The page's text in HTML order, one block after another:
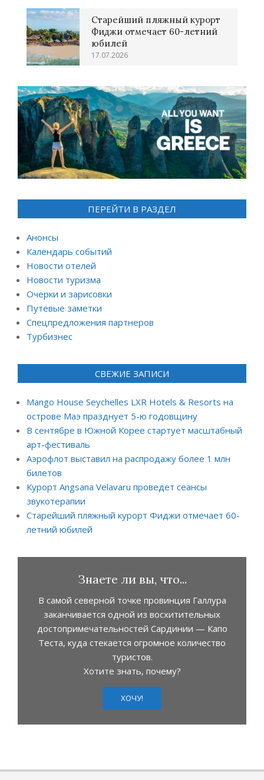
Старейший пляжный курорт
Фиджи отмечает 60-летний
юбилей
17.07.2026
ПЕРЕЙТИ В РАЗДЕЛ
Анонсы
Календарь событий
Новости отелей
Новости туризма
Очерки и зарисовки
Путевые заметки
Спецпредложения партнеров
Турбизнес
СВЕЖИЕ ЗАПИСИ
Mango House Seychelles LXR Hotels & Resorts на
острове Маэ празднует 5-ю годовщину
В сентябре в Южной Корее стартует масштабный
арт-фестиваль
Аэрофлот выставил на распродажу более 1 млн
билетов
Курорт Angsana Velavaru проведет сеансы
звукотерапии
Старейший пляжный курорт Фиджи отмечает 60-
летний юбилей
Знаете ли вы, что...
В самой северной точке провинция Галлура
заканчивается одной из восхитительных
достопримечательностей Сардинии — Капо
Теста, куда стекается огромное количество
туристов.
Хотите знать, почему?
ХОЧУ!